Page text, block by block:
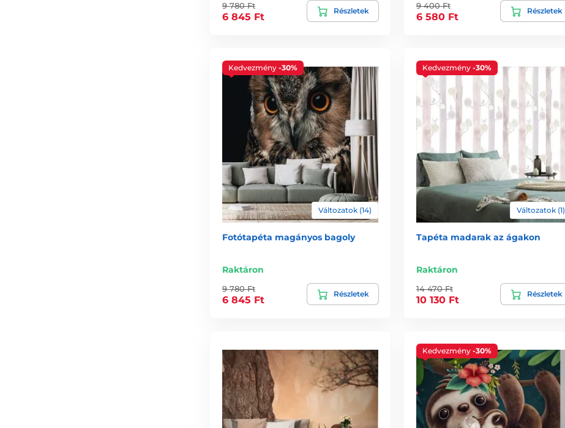
9 780 Ft
6 845 Ft
Részletek
9 400 Ft
6 580 Ft
Részletek
Kedvezmény -30%
Változatok (14)
Fotótapéta magányos bagoly
Raktáron
9 780 Ft
6 845 Ft
Részletek
Kedvezmény -30%
Változatok (1)
Tapéta madarak az ágakon
Raktáron
14 470 Ft
10 130 Ft
Részletek
Kedvezmény -30%